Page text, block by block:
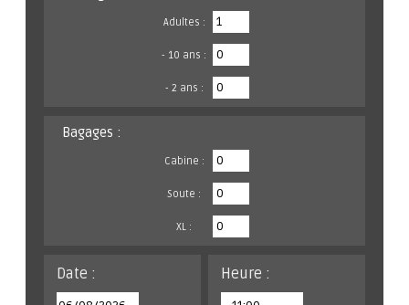
Adultes :
- 10 ans :
- 2 ans :
Bagages :
Cabine :
Soute :
XL :
Date : Heure :